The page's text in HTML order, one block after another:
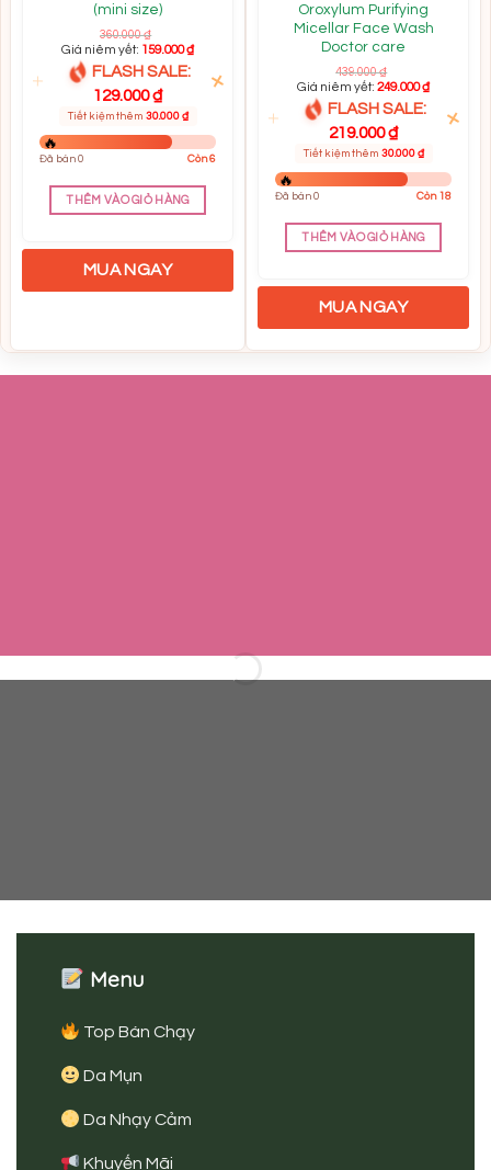
(mini size)
360.000₫
Giá niêm yết: 159.000₫
FLASH SALE:
129.000₫
Tiết kiệm thêm 30.000 ₫
Đã bán 0 Còn 6
THÊM VÀO GIỎ HÀNG
MUA NGAY
Oroxylum Purifying
Micellar Face Wash
Doctor care
439.000₫
Giá niêm yết: 249.000₫
FLASH SALE:
219.000₫
Tiết kiệm thêm 30.000 ₫
Đã bán 0 Còn 18
THÊM VÀO GIỎ HÀNG
MUA NGAY
Menu
Top Bán Chạy
Da Mụn
Da Nhạy Cảm
Khuyến Mãi